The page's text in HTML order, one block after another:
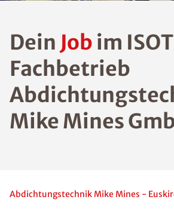
Dein Job im
Fachbetrieb
Mike Mines
Abdichtungstechnik Mike Mines -